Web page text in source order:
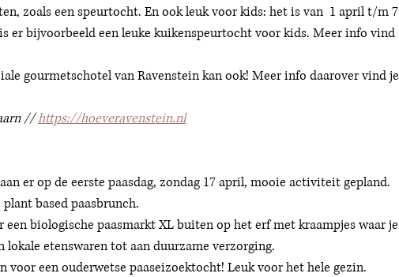
zoals een speurtocht. En ook leuk voor kids: het is van  1 april t/m 7
er bijvoorbeeld een leuke kuikenspeurtocht voor kids. Meer info vind
gourmetschotel van Ravenstein kan ook! Meer info daarover vind je
// https://hoeveravenstein.nl
er op de eerste paasdag, zondag 17 april, mooie activiteit gepland.
based paasbrunch.
een biologische paasmarkt XL buiten op het erf met kraampjes waar je
lokale etenswaren tot aan duurzame verzorging.
voor een ouderwetse paaseizoektocht! Leuk voor het hele gezin.